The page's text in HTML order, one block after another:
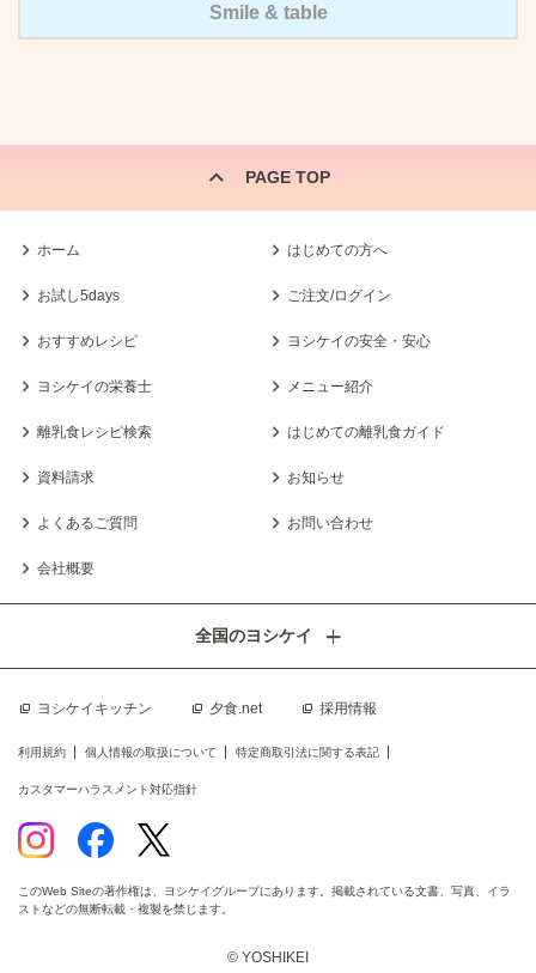
Smile & table
PAGE TOP
ホーム はじめての方へ
お試し5days ご注文/ログイン
おすすめレシピ ヨシケイの安全・安心
ヨシケイの栄養士 メニュー紹介
離乳食レシピ検索 はじめての離乳食ガイド
資料請求 お知らせ
よくあるご質問 お問い合わせ
会社概要
ヨシケイキッチン 夕食.net 採用情報
全国のヨシケイ
利用規約 個人情報の取扱について 特定商取引法に関する表記
カスタマーハラスメント対応指針
このWeb Siteの著作権は、ヨシケイグループにあります。掲載されている文書、写真、イラ
ストなどの無断転載・複製を禁じます。
© YOSHIKEI